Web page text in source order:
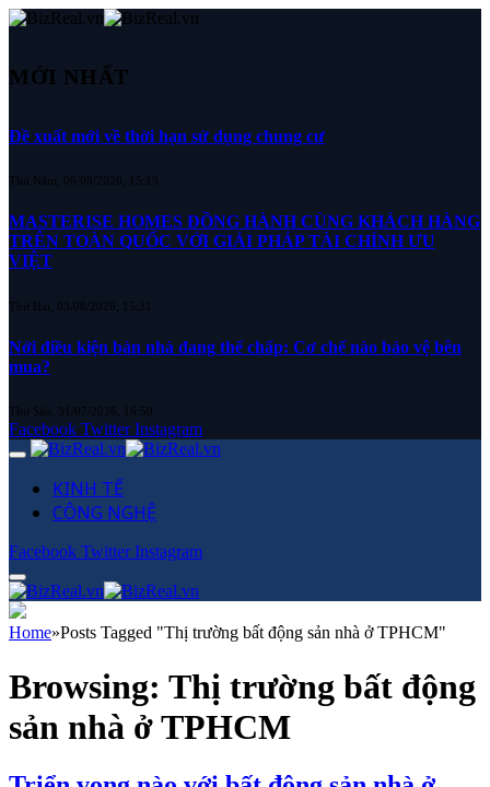
MỚI NHẤT
Đề xuất mới về thời hạn sử dụng chung cư
Thứ Năm, 06/08/2026, 15:19
MASTERISE HOMES ĐỒNG HÀNH CÙNG KHÁCH HÀNG
TRÊN TOÀN QUỐC VỚI GIẢI PHÁP TÀI CHÍNH ƯU
VIỆT
Thứ Hai, 03/08/2026, 15:31
Nới điều kiện bán nhà đang thế chấp: Cơ chế nào bảo vệ bên
mua?
Thứ Sáu, 31/07/2026, 16:50
Facebook Twitter Instagram
KINH TẾ
CÔNG NGHỆ
Facebook Twitter Instagram
Home»Posts Tagged "Thị trường bất động sản nhà ở TPHCM"
Browsing: Thị trường bất động
sản nhà ở TPHCM